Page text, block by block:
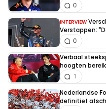
0
INTERVIEW
Verstappen:
0
Verbaal
hoogten
1
Nederlandse
definitief